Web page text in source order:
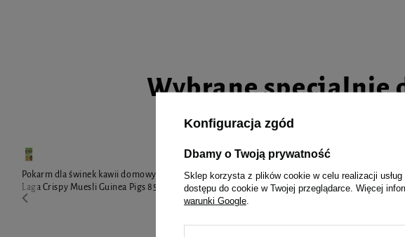
Wybrane specjalnie
Pokarm dla świnek kawii domowych Versele
Laga Crispy Muesli Guinea Pigs 850 g
Milord Przysmak dla psa
kawałkach 150 g
Konfiguracja zgód
Dbamy o Twoją prywatność
Sklep korzysta z plików cookie w celu realizacji usług
dostępu do cookie w Twojej przeglądarce. Więcej
warunki Google